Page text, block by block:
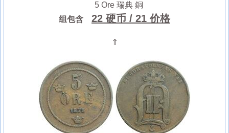
5 Ore 瑞典 銅
组包含
22 硬币 / 21 价格
⇑